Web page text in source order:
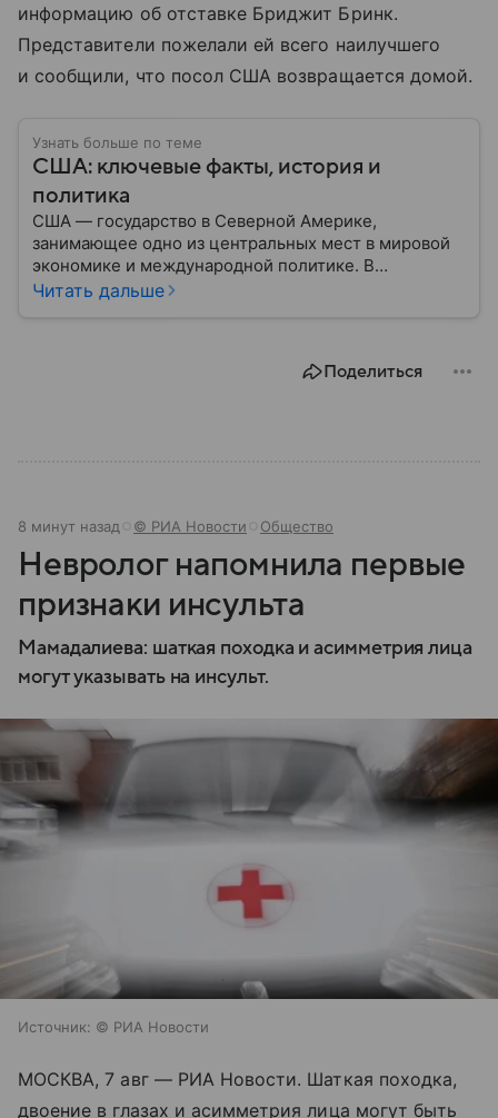
информацию об отставке Бриджит Бринк.
Представители пожелали ей всего наилучшего
и сообщили, что посол США возвращается домой.
Узнать больше по теме
США: ключевые факты, история и
политика
США — государство в Северной Америке,
занимающее одно из центральных мест в мировой
экономике и международной политике. В
материале — основные сведения об этой стране.
Читать дальше
Поделиться
8 минут назад © РИА Новости Общество
Невролог напомнила первые
признаки инсульта
Мамадалиева: шаткая походка и асимметрия лица
могут указывать на инсульт.
Источник: © РИА Новости
МОСКВА, 7 авг — РИА Новости. Шаткая походка,
двоение в глазах и асимметрия лица могут быть